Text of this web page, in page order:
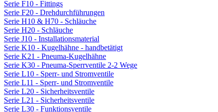
Serie F10 - Fittings
Serie F20 - Drehdurchführungen
Serie H10 & H70 - Schläuche
Serie H20 - Schläuche
Serie J10 - Installationsmaterial
Serie K10 - Kugelhähne - handbetätigt
Serie K21 - Pneuma-Kugelhähne
Serie K30 - Pneuma-Sperrventile 2-2 Wege
Serie L10 - Sperr- und Stromventile
Serie L11 - Sperr- und Stromventile
Serie L20 - Sicherheitsventile
Serie L21 - Sicherheitsventile
Serie L30 - Funktionsventile